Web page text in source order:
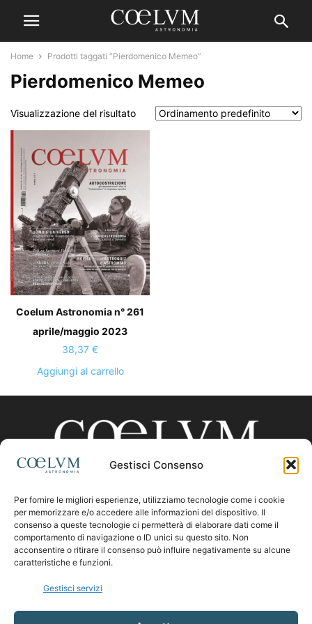
Gestisci Consenso
Per fornire le migliori esperienze, utilizziamo tecnologie come i cookie
per memorizzare e/o accedere alle informazioni del dispositivo. Il
consenso a queste tecnologie ci permetterà di elaborare dati come il
comportamento di navigazione o ID unici su questo sito. Non
acconsentire o ritirare il consenso può influire negativamente su alcune
caratteristiche e funzioni.
Gestisci servizi
Home Prodotti taggati “Pierdomenico Memeo”
Pierdomenico Memeo
Visualizzazione del risultato
Coelum Astronomia n° 261
aprile/maggio 2023
38,37€
Aggiungi al carrello
CHI SIAMO
Contattaci:coelumastro@coelum.com